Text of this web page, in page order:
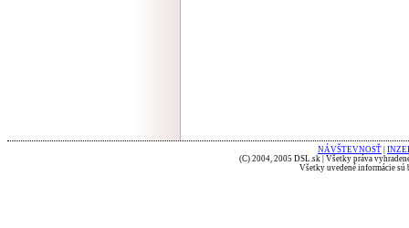
NÁVŠTEVNOSŤ
(C) 2004, 2005 DSL.sk | Všetky práva
Všetky uvedené informácie sú